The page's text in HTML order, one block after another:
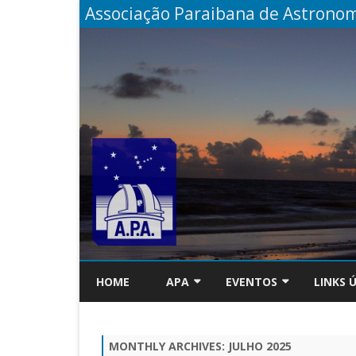
Associação Paraibana de
HOME APA
SOBRE A APA
EVENTOS
6º EPA!
LINKS
MONTHLY ARCHIVES: JULHO 2025